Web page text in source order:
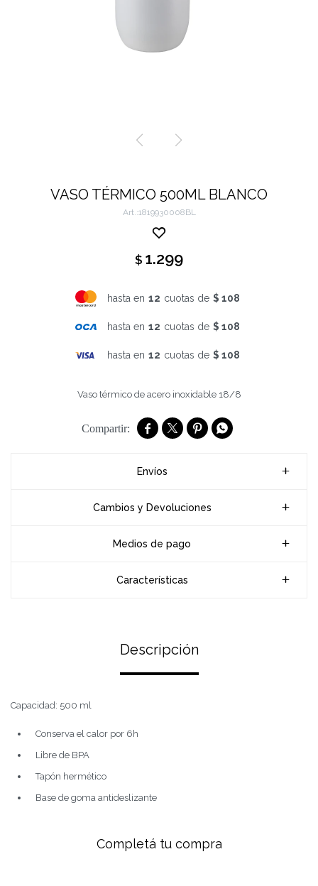
VASO TÉRMICO 500ML BLANCO
1819930008BL
$ 1.299
hasta en 12 cuotas de $ 108
hasta en 12 cuotas de $ 108
hasta en 12 cuotas de $ 108
Vaso térmico de acero inoxidable 18/8
   
Envíos
Cambios y Devoluciones
Medios de pago
Características
Descripción
Capacidad: 500 ml
Conserva el calor por 6h
Libre de BPA
Tapón hermético
Base de goma antideslizante
Completá tu compra